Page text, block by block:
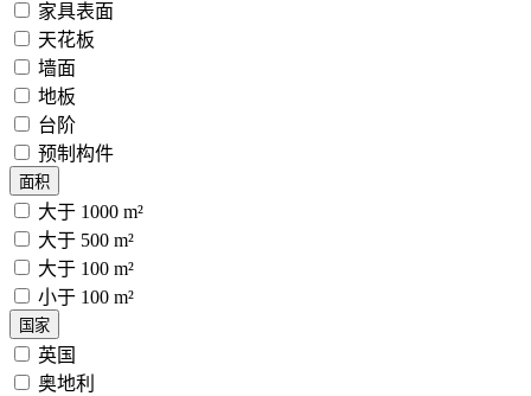
家具表面
天花板
墙面
地板
台阶
预制构件
面积
大于 1000 m²
大于 500 m²
大于 100 m²
小于 100 m²
国家
英国
奥地利